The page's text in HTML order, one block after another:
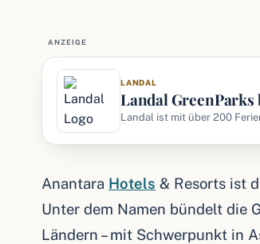
ANZEIGE
LANDAL
Landal
Europa – mit
Landal ist mit über 200
Anantara Hotels & Resorts ist
Unter dem Namen bündelt die
Ländern – mit Schwerpunkt in